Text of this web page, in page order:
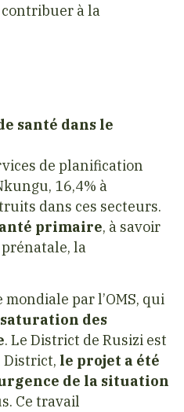
à la
santé dans le
de planification
16,4% à
dans ces secteurs.
primaire, à savoir
la
par l’OMS, qui
des
. Le District de Rusizi est
District, le projet a été
de la situation
Ce travail